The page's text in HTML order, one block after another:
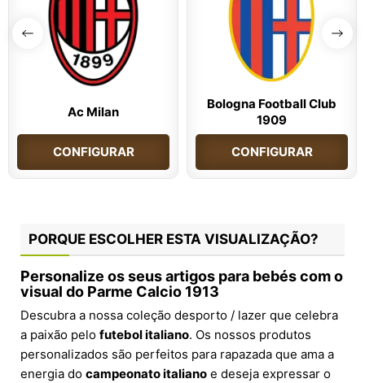
Ac Milan
CONFIGURAR
Bologna Football Club
1909
CONFIGURAR
PORQUE ESCOLHER ESTA VISUALIZAÇÃO?
Personalize os seus artigos para bebés com o
visual do Parme Calcio 1913
Descubra a nossa coleção desporto / lazer que celebra
a paixão pelo futebol italiano. Os nossos produtos
personalizados são perfeitos para rapazada que ama a
energia do campeonato italiano e deseja expressar o